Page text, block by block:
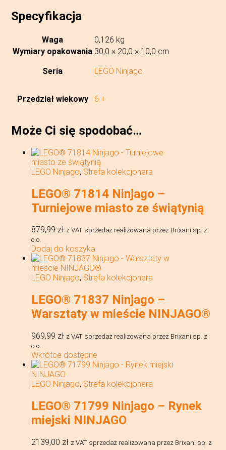
Specyfikacja
Waga
0,126 kg
Wymiary opakowania 30,0 × 20,0 × 10,0 cm
Seria LEGO Ninjago
Przedział wiekowy 6 +
Może Ci się spodobać…
LEGO Ninjago, Strefa kolekcjonera
LEGO® 71814 Ninjago –
Turniejowe miasto ze świątynią
879,99 zł z VAT sprzedaż realizowana przez Brixani sp. z
o.o.
Dodaj do koszyka
LEGO Ninjago, Strefa kolekcjonera
LEGO® 71837 Ninjago –
Warsztaty w mieście NINJAGO®
969,99 zł z VAT sprzedaż realizowana przez Brixani sp. z
o.o.
Wkrótce dostępne
LEGO Ninjago, Strefa kolekcjonera
LEGO® 71799 Ninjago – Rynek
miejski NINJAGO
2139,00 zł z VAT sprzedaż realizowana przez Brixani sp. z